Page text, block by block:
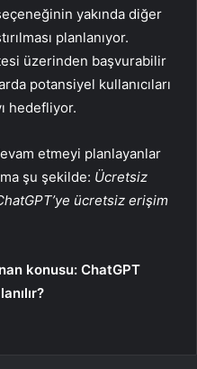
yakında diğer
planlanıyor.
üzerinden başvurabilir
potansiyel kullanıcıları
hedefliyor.
etmeyi planlayanlar
şu şekilde: Ücretsiz
ücretsiz erişim
konusu: ChatGPT